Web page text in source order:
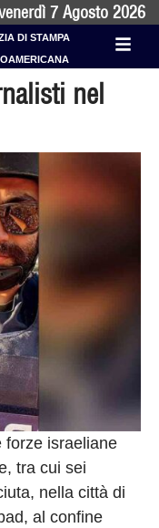
7 Agosto 2026
DI STAMPA
nel
forze israeliane
tra cui sei
nella città di
al confine